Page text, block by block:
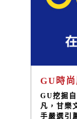
GU挖掘
凡，甘樂
手嚴選引